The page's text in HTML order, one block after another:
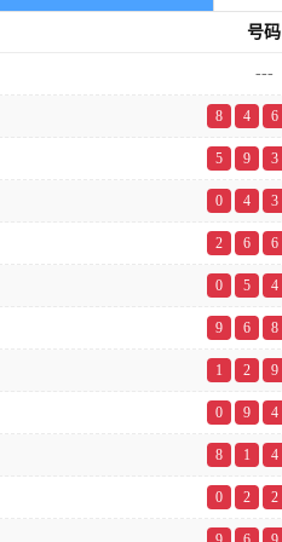
号码
---
8 4 6
5 9 3
0 4 3
2 6 6
0 5 4
9 6 8
1 2 9
0 9 4
8 1 4
0 2 2